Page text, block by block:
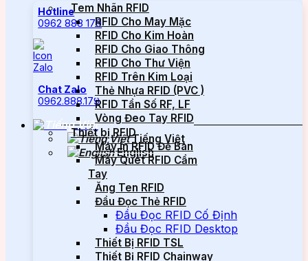
Hotline
0962 888 179
Chat Zalo
0962.888.179
Tiếng Việt
English
Tem Nhãn RFID
RFID Cho May Mặc
RFID Cho Kim Hoàn
RFID Cho Giao Thông
RFID Cho Thư Viện
RFID Trên Kim Loại
Thẻ Nhựa RFID (PVC )
RFID Tần Số RF, LF
Vòng Đeo Tay RFID
Thiết bị RFID
Máy In RFID Để Bàn
Máy Quét RFID Cầm
Tay
Ăng Ten RFID
Đầu Đọc Thẻ RFID
Đầu Đọc RFID Cố Định
Đầu Đọc RFID Desktop
Thiết Bị RFID TSL
Thiết Bị RFID Chainway